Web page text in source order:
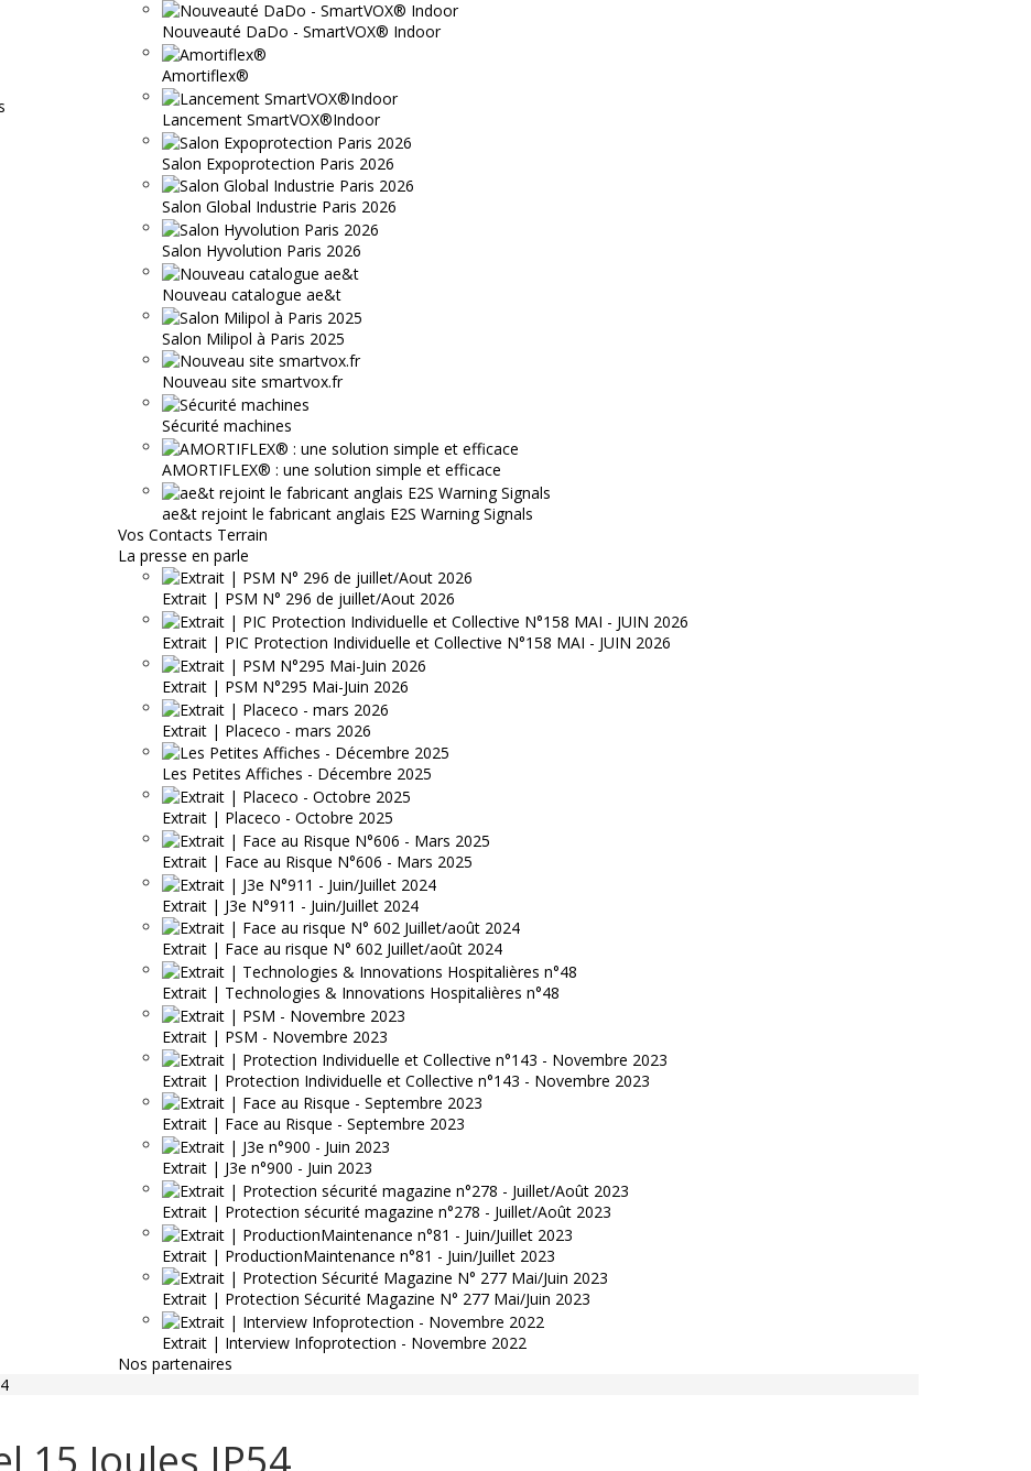
Nouveauté DaDo - SmartVOX® Indoor
Amortiflex®
Lancement SmartVOX®Indoor
Salon Expoprotection Paris 2026
Salon Global Industrie Paris 2026
Salon Hyvolution Paris 2026
Nouveau catalogue ae&t
Salon Milipol à Paris 2025
Nouveau site smartvox.fr
Sécurité machines
AMORTIFLEX® : une solution simple et efficace
ae&t rejoint le fabricant anglais E2S Warning Signals
Vos Contacts Terrain
La presse en parle
Extrait | PSM N° 296 de juillet/Aout 2026
Extrait | PIC Protection Individuelle et Collective N°158 MAI - JUIN 2026
Extrait | PSM N°295 Mai-Juin 2026
Extrait | Placeco - mars 2026
Les Petites Affiches - Décembre 2025
Extrait | Placeco - Octobre 2025
Extrait | Face au Risque N°606 - Mars 2025
Extrait | J3e N°911 - Juin/Juillet 2024
Extrait | Face au risque N° 602 Juillet/août 2024
Extrait | Technologies & Innovations Hospitalières n°48
Extrait | PSM - Novembre 2023
Extrait | Protection Individuelle et Collective n°143 - Novembre 2023
Extrait | Face au Risque - Septembre 2023
Extrait | J3e n°900 - Juin 2023
Extrait | Protection sécurité magazine n°278 - Juillet/Août 2023
Extrait | ProductionMaintenance n°81 - Juin/Juillet 2023
Extrait | Protection Sécurité Magazine N° 277 Mai/Juin 2023
Extrait | Interview Infoprotection - Novembre 2022
Nos partenaires